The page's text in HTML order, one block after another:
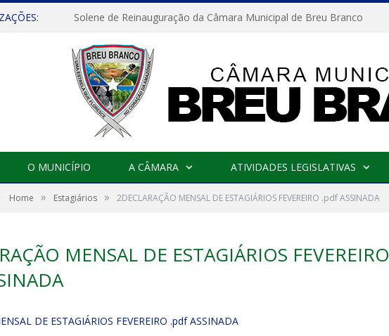
Solene de Reinauguração da Câmara Municipal de Breu Branco
O MUNICÍPIO A CÂMARA ATIVIDADES LEGISLATIVAS
Home » Estagiários » 2DECLARAÇÃO MENSAL DE ESTAGIÁRIOS FEVEREIRO .pdf ASSINADA
MENSAL DE ESTAGIÁRIOS FEVEREIRO
DE ESTAGIÁRIOS FEVEREIRO .pdf ASSINADA